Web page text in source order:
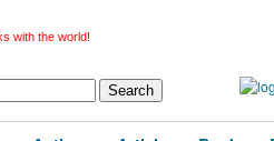
with the world!